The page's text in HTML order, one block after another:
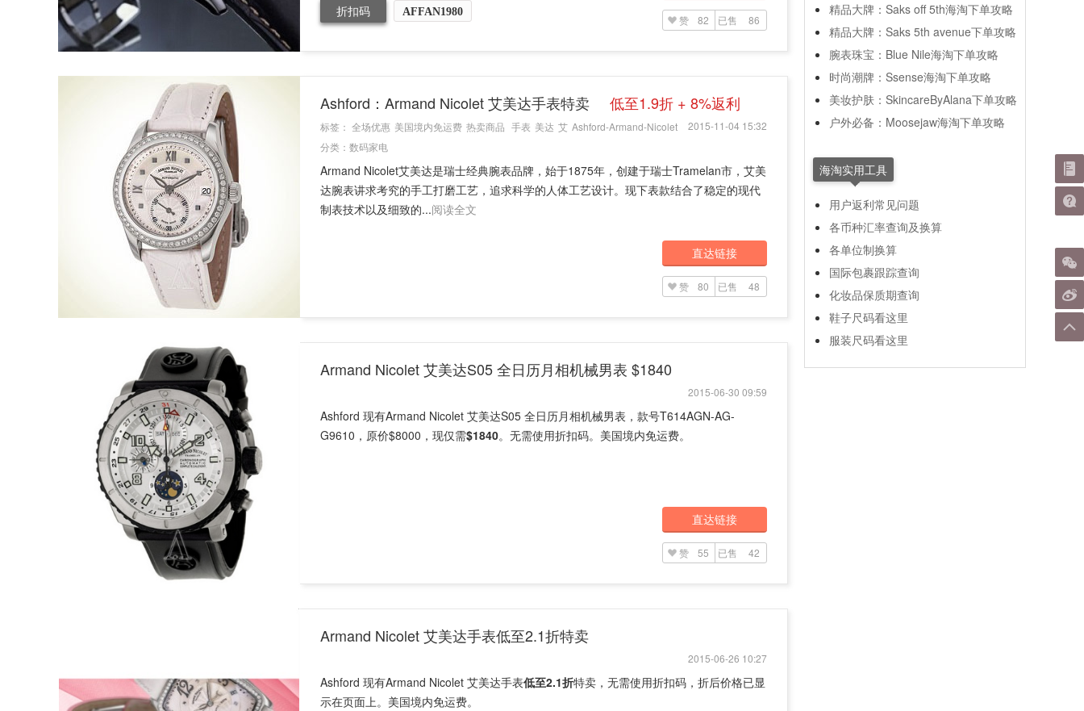
折扣码 AFFAN1980
赞 82 已售 86
Ashford：Armand Nicolet 艾美达手表特卖 低至1.9折 + 8%返利
2015-11-04 15:32
标签： 全场优惠 美国境内免运费 热卖商品 手表 美达 艾 Ashford-Armand-Nicolet
分类： 数码家电
Armand Nicolet艾美达是瑞士经典腕表品牌，始于1875年，创建于瑞士Tramelan市，艾美
达腕表讲求考究的手工打磨工艺，追求科学的人体工艺设计。现下表款结合了稳定的现代
制表技术以及细致的...阅读全文
直达链接
赞 80 已售 48
Armand Nicolet 艾美达S05 全日历月相机械男表 $1840
2015-06-30 09:59
Ashford 现有Armand Nicolet 艾美达S05 全日历月相机械男表，款号T614AGN-AG-
G9610，原价$8000，现仅需$1840。无需使用折扣码。美国境内免运费。
直达链接
赞 55 已售 42
Armand Nicolet 艾美达手表低至2.1折特卖
2015-06-26 10:27
Ashford 现有Armand Nicolet 艾美达手表低至2.1折特卖，无需使用折扣码，折后价格已显
示在页面上。美国境内免运费。
精品大牌：Saks off 5th海淘下单攻略
精品大牌：Saks 5th avenue下单攻略
腕表珠宝：Blue Nile海淘下单攻略
时尚潮牌：Ssense海淘下单攻略
美妆护肤：SkincareByAlana下单攻略
户外必备：Moosejaw海淘下单攻略
海淘实用工具
用户返利常见问题
各币种汇率查询及换算
各单位制换算
国际包裹跟踪查询
化妆品保质期查询
鞋子尺码看这里
服装尺码看这里